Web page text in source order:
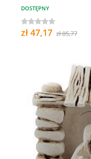
DOSTĘPNY
zł 47,17 zł 85,77